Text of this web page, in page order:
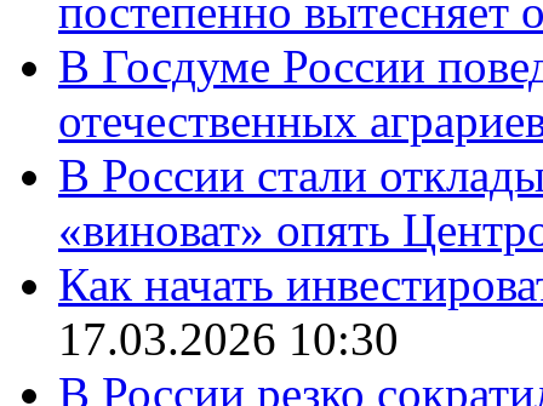
постепенно вытесняет
В Госдуме России
отечественных
В России стали
«виноват» опять
Как начать
17.03.2026 10:30
В России резко